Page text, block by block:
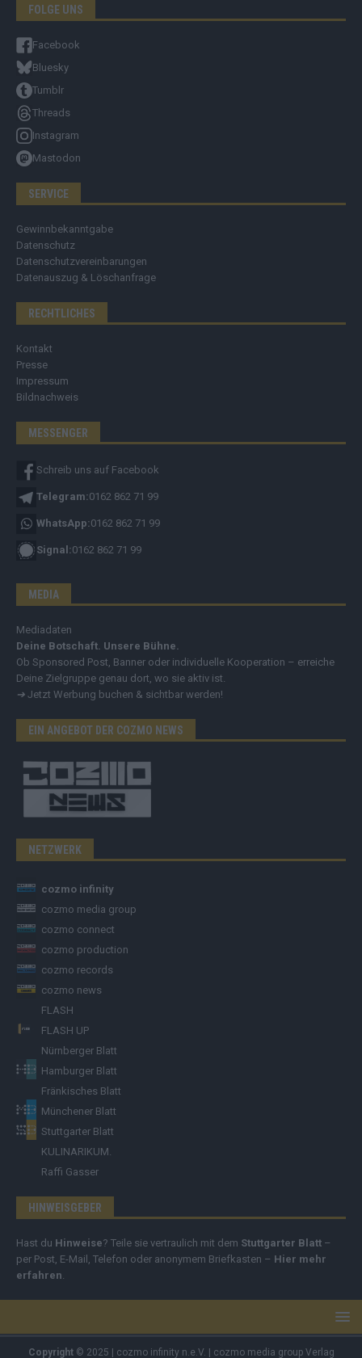
FOLGE UNS
Facebook
Bluesky
Tumblr
Threads
Instagram
Mastodon
SERVICE
Gewinnbekanntgabe
Datenschutz
Datenschutzvereinbarungen
Datenauszug & Löschanfrage
RECHTLICHES
Kontakt
Presse
Impressum
Bildnachweis
MESSENGER
Schreib uns auf Facebook
Telegram:0162 862 71 99
WhatsApp:0162 862 71 99
Signal:0162 862 71 99
MEDIA
Mediadaten
Deine Botschaft. Unsere Bühne.
Ob Sponsored Post, Banner oder individuelle Kooperation – erreiche
Deine Zielgruppe genau dort, wo sie aktiv ist.
➔ Jetzt Werbung buchen & sichtbar werden!
EIN ANGEBOT DER COZMO NEWS
NETZWERK
cozmo infinity
cozmo media group
cozmo connect
cozmo production
cozmo records
cozmo news
FLASH
FLASH UP
Nürnberger Blatt
Hamburger Blatt
Fränkisches Blatt
Münchener Blatt
Stuttgarter Blatt
KULINARIKUM.
Raffi Gasser
HINWEISGEBER
Hast du Hinweise? Teile sie vertraulich mit dem Stuttgarter Blatt –
per Post, E-Mail, Telefon oder anonymem Briefkasten – Hier mehr
erfahren.
Copyright© 2025 | cozmo infinity n.e.V. | cozmo media group Verlag